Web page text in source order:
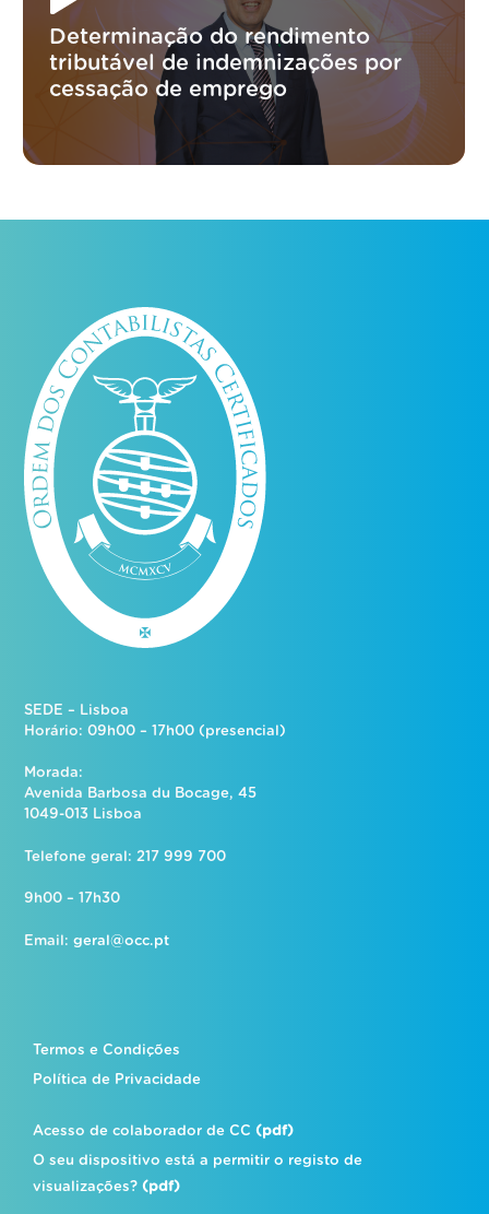
Determinação do rendimento
tributável de indemnizações por
cessação de emprego
SEDE – Lisboa
Horário: 09h00 – 17h00 (presencial)
Morada:
Avenida Barbosa du Bocage, 45
1049-013 Lisboa
Telefone geral: 217 999 700
9h00 – 17h30
Email:geral@occ.pt
Termos e Condições
Política de Privacidade
Acesso de colaborador de CC(pdf)
O seu dispositivo está a permitir o registo de
visualizações?(pdf)